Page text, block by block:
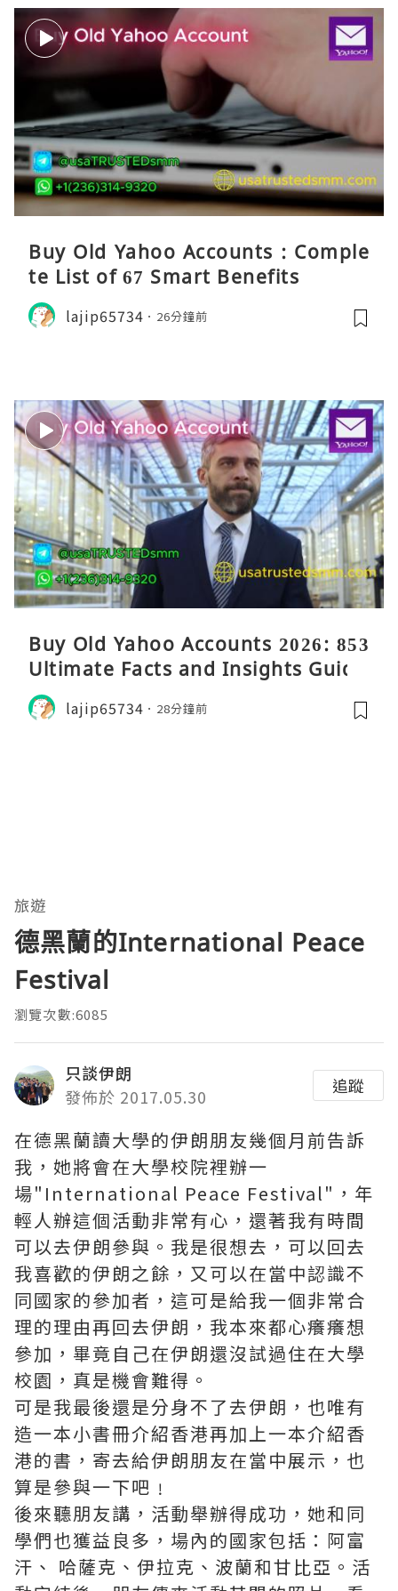
Buy Old Yahoo Accounts : Comple
te List of 67 Smart Benefits
lajip65734 26分鐘前
Buy Old Yahoo Accounts 2026: 853
Ultimate Facts and Insights Guide
lajip65734 28分鐘前
旅遊
德黑蘭的International Peace
Festival
瀏覽次數:6085
只談伊朗
發佈於 2017.05.30
追蹤
在德黑蘭讀大學的伊朗朋友幾個月前告訴
我，她將會在大學校院裡辦一
場"International Peace Festival"，年
輕人辦這個活動非常有心，還著我有時間
可以去伊朗參與。我是很想去，可以回去
我喜歡的伊朗之餘，又可以在當中認識不
同國家的參加者，這可是給我一個非常合
理的理由再回去伊朗，我本來都心癢癢想
參加，畢竟自己在伊朗還沒試過住在大學
校園，真是機會難得。
可是我最後還是分身不了去伊朗，也唯有
造一本小書冊介紹香港再加上一本介紹香
港的書，寄去給伊朗朋友在當中展示，也
算是參與一下吧﹗
後來聽朋友講，活動舉辦得成功，她和同
學們也獲益良多，場內的國家包括：阿富
汗、 哈薩克、伊拉克、波蘭和甘比亞。活